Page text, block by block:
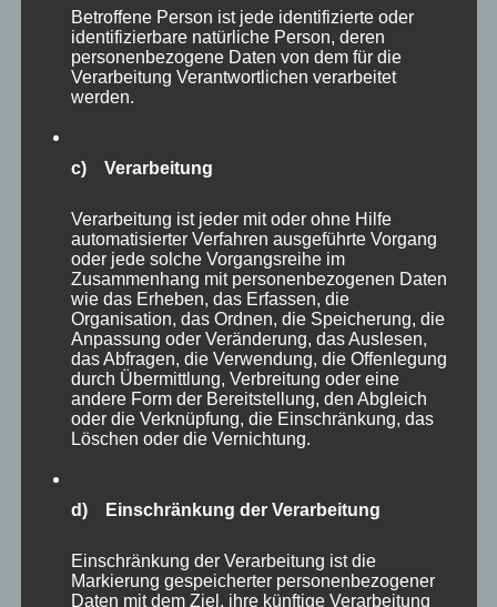
Einen ganzen Abschnitt des Parkes widmet
man in Eekholt den verschiedenen Eulenarten,
die man in ihren Volieren anschauen kann. Egal
ob Bartkauz, Schneeeule oder welche Eulenart
auch immer, die Tiere gehören zweifellos zu
nachts und fliegen lautlos – kleine (oder
große?) Meisterwerke der Natur!
Betroffene Person ist jede identifizierte oder
identifizierbare natürliche Person, deren
personenbezogene Daten von dem für die
Verarbeitung Verantwortlichen verarbeitet
werden.
c) Verarbeitung
Verarbeitung ist jeder mit oder ohne Hilfe
automatisierter Verfahren ausgeführte Vorgang
oder jede solche Vorgangsreihe im
Zusammenhang mit personenbezogenen Daten
wie das Erheben, das Erfassen, die
Organisation, das Ordnen, die Speicherung, die
Anpassung oder Veränderung, das Auslesen,
das Abfragen, die Verwendung, die Offenlegung
durch Übermittlung, Verbreitung oder eine
andere Form der Bereitstellung, den Abgleich
oder die Verknüpfung, die Einschränkung, das
Löschen oder die Vernichtung.
d) Einschränkung der Verarbeitung
Einschränkung der Verarbeitung ist die
Markierung gespeicherter personenbezogener
Daten mit dem Ziel, ihre künftige Verarbeitung